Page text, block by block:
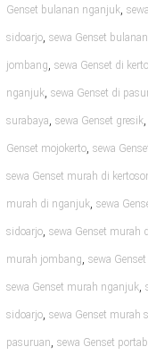
Genset bulanan nganjuk,
sidoarjo, sewa Genset
jombang, sewa Genset di
nganjuk, sewa Genset di
surabaya, sewa Genset gresik,
Genset mojokerto, sewa
sewa Genset murah di
murah di nganjuk, sewa
sidoarjo, sewa Genset murah
murah jombang, sewa
sewa Genset murah nganjuk,
sidoarjo, sewa Genset murah
pasuruan, sewa Genset